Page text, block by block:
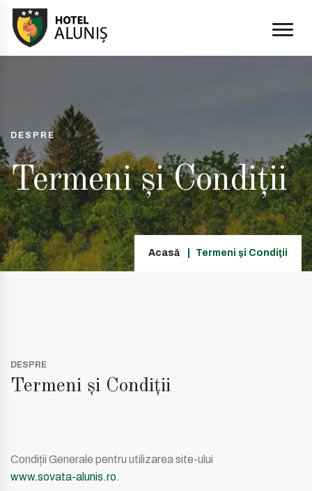
DESPRE
Termeni şi Condiţii
Acasă Termeni şi Condiţii
DESPRE
Termeni şi Condiţii
Condiții Generale pentru utilizarea site-ului
www.sovata-alunis.ro.